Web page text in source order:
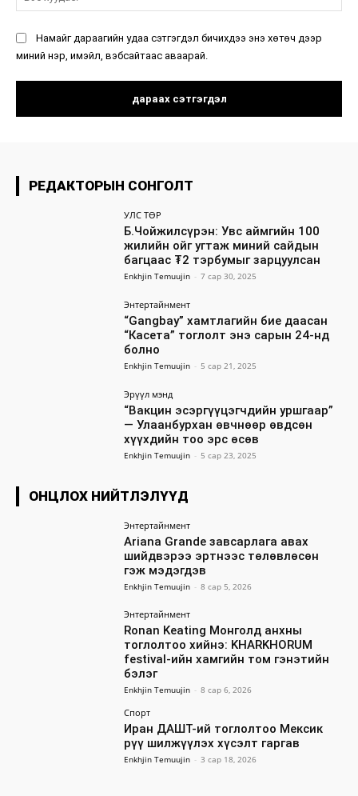
Намайг дараагийн удаа сэтгэгдэл бичихдээ энэ хөтөч дээр
миний нэр, имэйл, вэбсайтаас аваарай.
РЕДАКТОРЫН СОНГОЛТ
УЛС ТӨР
Б.Чойжилсүрэн: Увс аймгийн 100
жилийн ойг угтаж миний сайдын
багцаас ₮2 тэрбумыг зарцуулсан
Enkhjin Temuujin - 7 сар 30, 2025
Энтертайнмент
“Gangbay” хамтлагийн бие даасан
“Касета” тоглолт энэ сарын 24-нд
болно
Enkhjin Temuujin - 5 сар 21, 2025
Эрүүл мэнд
“Вакцин эсэргүүцэгчдийн уршгаар”
— Улаанбурхан өвчнөөр өвдсөн
хүүхдийн тоо эрс өсөв
Enkhjin Temuujin - 5 сар 23, 2025
ОНЦЛОХ НИЙТЛЭЛҮҮД
Энтертайнмент
Ariana Grande завсарлага авах
шийдвэрээ эртнээс төлөвлөсөн
гэж мэдэгдэв
Enkhjin Temuujin - 8 сар 5, 2026
Энтертайнмент
Ronan Keating Монголд анхны
тоглолтоо хийнэ: KHARKHORUM
festival-ийн хамгийн том гэнэтийн
бэлэг
Enkhjin Temuujin - 8 сар 6, 2026
Спорт
Иран ДАШТ-ий тоглолтоо Мексик
рүү шилжүүлэх хүсэлт гаргав
Enkhjin Temuujin - 3 сар 18, 2026